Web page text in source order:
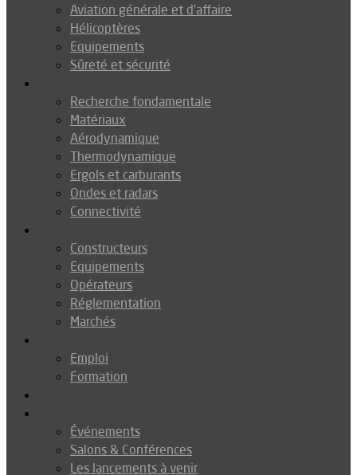
Aviation générale et d’affaire
Hélicoptères
Equipements
Sûreté et sécurité
Recherche fondamentale
Matériaux
Aérodynamique
Thermodynamique
Ergols et carburants
Ondes et radars
Connectivité
Constructeurs
Equipements
Opérateurs
Réglementation
Marchés
Emploi
Formation
Événements
Salons & Conférences
Les lancements à venir